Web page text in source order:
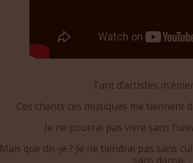
Tant d’artistes
Ces chants ces musiques me tiennent
Je ne pourrai pas vivre sans
Mais que dis-je ? Je ne tiendrai pas sans
sans danse,